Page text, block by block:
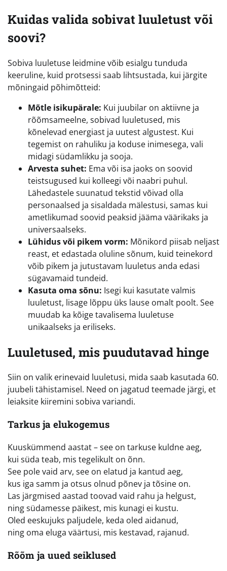
Kuidas valida sobivat luuletust või
soovi?
Sobiva luuletuse leidmine võib esialgu tunduda
keeruline, kuid protsessi saab lihtsustada, kui järgite
mõningaid põhimõtteid:
Mõtle isikupärale: Kui juubilar on aktiivne ja
rõõmsameelne, sobivad luuletused, mis
kõnelevad energiast ja uutest algustest. Kui
tegemist on rahuliku ja koduse inimesega, vali
midagi südamlikku ja sooja.
Arvesta suhet: Ema või isa jaoks on soovid
teistsugused kui kolleegi või naabri puhul.
Lähedastele suunatud tekstid võivad olla
personaalsed ja sisaldada mälestusi, samas kui
ametlikumad soovid peaksid jääma väärikaks ja
universaalseks.
Lühidus või pikem vorm: Mõnikord piisab neljast
reast, et edastada oluline sõnum, kuid teinekord
võib pikem ja jutustavam luuletus anda edasi
sügavamaid tundeid.
Kasuta oma sõnu: Isegi kui kasutate valmis
luuletust, lisage lõppu üks lause omalt poolt. See
muudab ka kõige tavalisema luuletuse
unikaalseks ja eriliseks.
Luuletused, mis puudutavad hinge
Siin on valik erinevaid luuletusi, mida saab kasutada 60.
juubeli tähistamisel. Need on jagatud teemade järgi, et
leiaksite kiiremini sobiva variandi.
Tarkus ja elukogemus
Kuuskümmend aastat – see on tarkuse kuldne aeg,
kui süda teab, mis tegelikult on õnn.
See pole vaid arv, see on elatud ja kantud aeg,
kus iga samm ja otsus olnud põnev ja tõsine on.
Las järgmised aastad toovad vaid rahu ja helgust,
ning südamesse päikest, mis kunagi ei kustu.
Oled eeskujuks paljudele, keda oled aidanud,
ning oma eluga väärtusi, mis kestavad, rajanud.
Rõõm ja uued seiklused